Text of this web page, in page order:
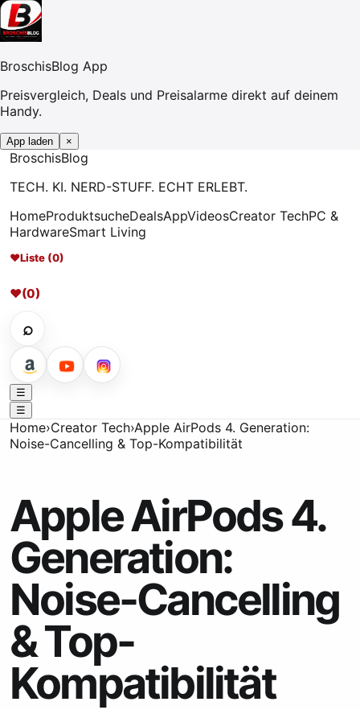
BroschisBlog App
Preisvergleich, Deals und Preisalarme direkt auf deinem
Handy.
App laden ×
BroschisBlog
TECH. KI. NERD-STUFF. ECHT ERLEBT.
HomeProduktsucheDealsAppVideosCreator TechPC &
HardwareSmart Living
♥Liste (0)
♥(0)
⌕
☰
☰
Home›Creator Tech›Apple AirPods 4. Generation:
Noise-Cancelling & Top-Kompatibilität
Apple AirPods 4.
Generation:
Noise-Cancelling
& Top-
Kompatibilität